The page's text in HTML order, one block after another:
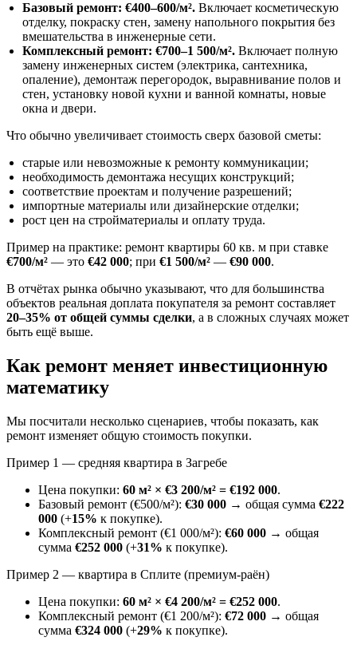
Базовый ремонт: €400–600/м². Включает косметическую
отделку, покраску стен, замену напольного покрытия без
вмешательства в инженерные сети.
Комплексный ремонт: €700–1 500/м². Включает полную
замену инженерных систем (электрика, сантехника,
опаление), демонтаж перегородок, выравнивание полов и
стен, установку новой кухни и ванной комнаты, новые
окна и двери.
Что обычно увеличивает стоимость сверх базовой сметы:
старые или невозможные к ремонту коммуникации;
необходимость демонтажа несущих конструкций;
соответствие проектам и получение разрешений;
импортные материалы или дизайнерские отделки;
рост цен на стройматериалы и оплату труда.
Пример на практике: ремонт квартиры 60 кв. м при ставке
€700/м² — это €42 000; при €1 500/м² — €90 000.
В отчётах рынка обычно указывают, что для большинства
объектов реальная доплата покупателя за ремонт составляет
20–35% от общей суммы сделки, а в сложных случаях может
быть ещё выше.
Как ремонт меняет инвестиционную
математику
Мы посчитали несколько сценариев, чтобы показать, как
ремонт изменяет общую стоимость покупки.
Пример 1 — средняя квартира в Загребе
Цена покупки: 60 м² × €3 200/м² = €192 000.
Базовый ремонт (€500/м²): €30 000 → общая сумма €222
000 (+15% к покупке).
Комплексный ремонт (€1 000/м²): €60 000 → общая
сумма €252 000 (+31% к покупке).
Пример 2 — квартира в Сплите (премиум-раён)
Цена покупки: 60 м² × €4 200/м² = €252 000.
Комплексный ремонт (€1 200/м²): €72 000 → общая
сумма €324 000 (+29% к покупке).